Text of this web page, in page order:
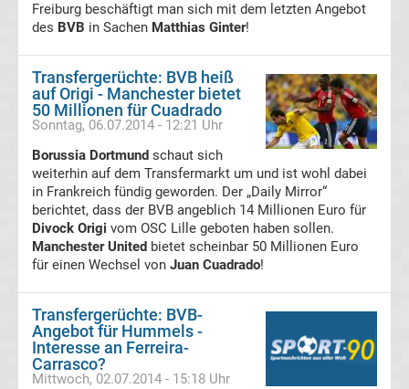
Erzgebirge
Transfergerüchte
FC
Hansa
Rostock
Transfergerüchte
FC
St.
Freiburg beschäftigt man sich mit dem letzten Angebot
des BVB in Sachen Matthias Ginter!
Transfergerüchte: BVB heiß
auf Origi - Manchester bietet
50 Millionen für Cuadrado
Sonntag, 06.07.2014 - 12:21 Uhr
Borussia Dortmund schaut sich
weiterhin auf dem Transfermarkt um und ist wohl dabei
in Frankreich fündig geworden. Der „Daily Mirror“
berichtet, dass der BVB angeblich 14 Millionen Euro für
Divock Origi vom OSC Lille geboten haben sollen.
Manchester United bietet scheinbar 50 Millionen Euro
für einen Wechsel von Juan Cuadrado!
Transfergerüchte: BVB-
Angebot für Hummels -
Interesse an Ferreira-
Carrasco?
Mittwoch, 02.07.2014 - 15:18 Uhr